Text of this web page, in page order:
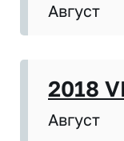
Август
2018
Август